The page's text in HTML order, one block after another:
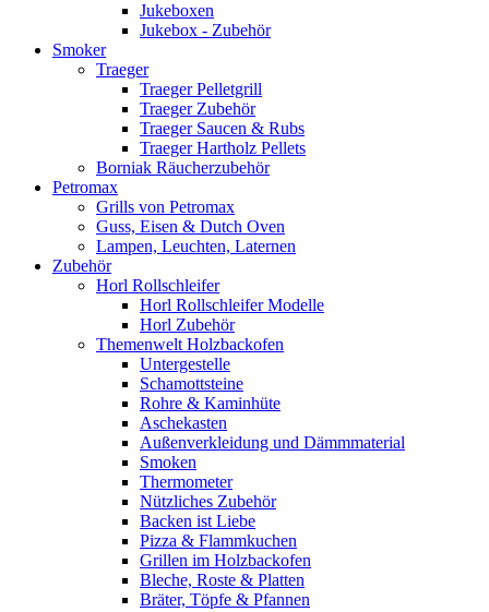
Jukeboxen
Jukebox - Zubehör
Smoker
Traeger
Traeger Pelletgrill
Traeger Zubehör
Traeger Saucen & Rubs
Traeger Hartholz Pellets
Borniak Räucherzubehör
Petromax
Grills von Petromax
Guss, Eisen & Dutch Oven
Lampen, Leuchten, Laternen
Zubehör
Horl Rollschleifer
Horl Rollschleifer Modelle
Horl Zubehör
Themenwelt Holzbackofen
Untergestelle
Schamottsteine
Rohre & Kaminhüte
Aschekasten
Außenverkleidung und Dämmmaterial
Smoken
Thermometer
Nützliches Zubehör
Backen ist Liebe
Pizza & Flammkuchen
Grillen im Holzbackofen
Bleche, Roste & Platten
Bräter, Töpfe & Pfannen